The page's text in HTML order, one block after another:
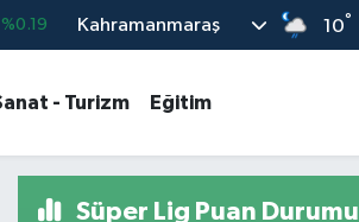
%0.19
%0.19
%0
%-1.82
Kahramanmaraş 10°
- Turizm Eğitim
Süper Lig Puan Durumu